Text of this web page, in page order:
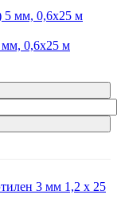
мм, 0,6x25 м